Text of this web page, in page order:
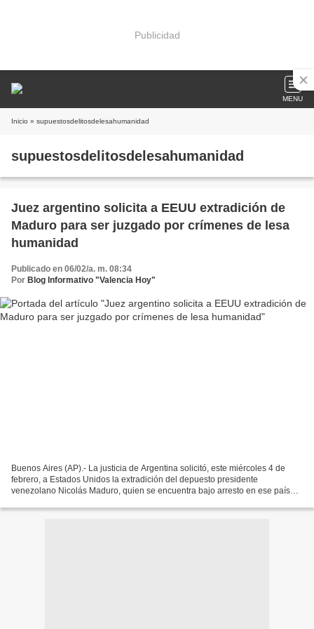
Publicidad
MENU
Inicio » supuestosdelitosdelesahumanidad
supuestosdelitosdelesahumanidad
Juez argentino solicita a EEUU extradición de
Maduro para ser juzgado por crímenes de lesa
humanidad
Publicado en 06/02/a. m. 08:34
Por Blog Informativo "Valencia Hoy"
Buenos Aires (AP).- La justicia de Argentina solicitó, este miércoles 4 de
febrero, a Estados Unidos la extradición del depuesto presidente
venezolano Nicolás Maduro, quien se encuentra bajo arresto en ese país